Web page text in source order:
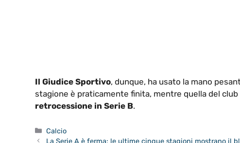
Il Giudice Sportivo, dunque, ha usato la mano
stagione è praticamente finita, mentre quella del
retrocessione in Serie B.
Categorie
Calcio
La Serie A è ferma: le ultime cinque stagioni mostrano il